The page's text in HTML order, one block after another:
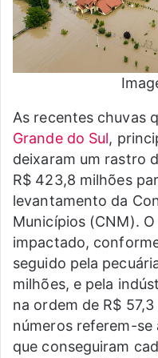
As recentes chuvas
Grande do Sul,
deixaram um rastro
R$ 423,8 milhões
levantamento da
Municípios (CNM).
impactado,
seguido pela
milhões, e pela
na ordem de R$
números referem-se
que conseguiram